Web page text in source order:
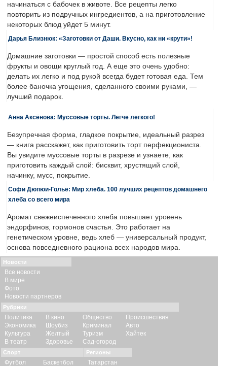
начинаться с бабочек в животе. Все рецепты легко
повторить из подручных ингредиентов, а на приготовление
некоторых блюд уйдет 5 минут.
Дарья Близнюк: «Заготовки от Даши. Вкусно, как ни «крути»!
Домашние заготовки — простой способ есть полезные
фрукты и овощи круглый год. А еще это очень удобно:
делать их легко и под рукой всегда будет готовая еда. Тем
более баночка угощения, сделанного своими руками, —
лучший подарок.
Анна Аксёнова: Муссовые торты. Легче легкого!
Безупречная форма, гладкое покрытие, идеальный разрез
— книга расскажет, как приготовить торт перфекциониста.
Вы увидите муссовые торты в разрезе и узнаете, как
приготовить каждый слой: бисквит, хрустящий слой,
начинку, мусс, покрытие.
Софи Дюпюи-Голье: Мир хлеба. 100 лучших рецептов домашнего
хлеба со всего мира
Аромат свежеиспеченного хлеба повышает уровень
эндорфинов, гормонов счастья. Это работает на
генетическом уровне, ведь хлеб — универсальный продукт,
основа повседневного рациона всех народов мира.
Новости
Все новости
В мире
Фото
Новости партнеров
Рубрики
Политика
Экономика
Культура
В театр
В кино
Шоубиз
Желтый
Здоровье
Общество
Криминал
Туризм
Сад-огород
Происшествия
Авто
Хайтек
Спорт
Футбол Баскетбол
Регионы
Татарстан